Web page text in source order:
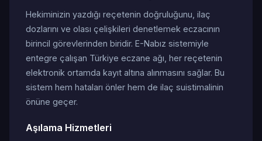
Hekiminizin yazdığı reçetenin doğruluğunu, ilaç
dozlarını ve olası çelişkileri denetlemek eczacının
birincil görevlerinden biridir. E-Nabız sistemiyle
entegre çalışan Türkiye eczane ağı, her reçetenin
elektronik ortamda kayıt altına alınmasını sağlar. Bu
sistem hem hataları önler hem de ilaç suistimalinin
önüne geçer.
Aşılama Hizmetleri